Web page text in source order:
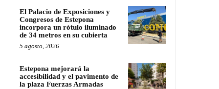
El Palacio de Exposiciones y
Congresos de Estepona
incorpora un rótulo iluminado
de 34 metros en su cubierta
5 agosto, 2026
Estepona mejorará la
accesibilidad y el pavimento de
la plaza Fuerzas Armadas